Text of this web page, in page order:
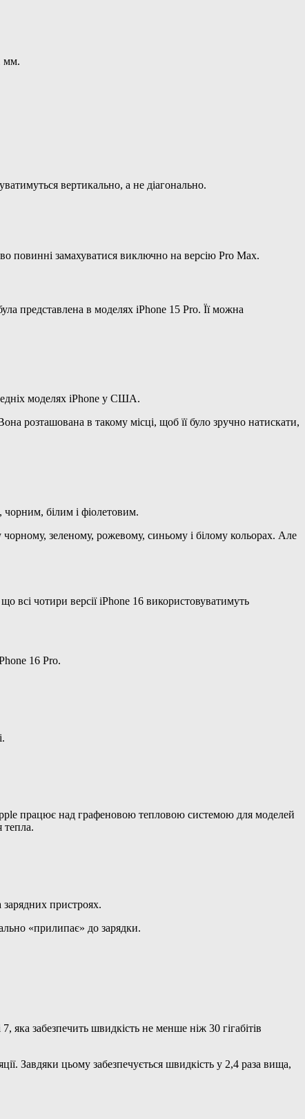
мм.
вертикально, а не діагонально.
повинні замахуватися виключно на версію Pro Max.
представлена в моделях iPhone 15 Pro. Її можна
моделях iPhone у США.
розташована в такому місці, щоб її було зручно натискати,
білим і фіолетовим.
зеленому, рожевому, синьому і білому кольорах. Але
всі чотири версії iPhone 16 використовуватимуть
16 Pro.
працює над графеновою тепловою системою для моделей
тепла.
пристроях.
«прилипає» до зарядки.
забезпечить швидкість не менше ніж 30 гігабітів
Завдяки цьому забезпечується швидкість у 2,4 раза вища,